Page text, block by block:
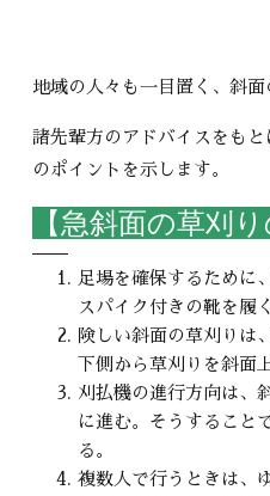
地域の人々も一目置く、斜面
諸先輩方のアドバイスをも
のポイントを示します。
【急斜面の草刈
足場を確保するために
スパイク付きの靴を履く
険しい斜面の草刈りは
下側から草刈りを斜面
刈払機の進行方向は、
に進む。そうすること
る。
複数人で行うときは、